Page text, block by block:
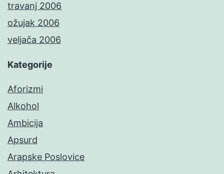
travanj 2006
ožujak 2006
veljača 2006
Kategorije
Aforizmi
Alkohol
Ambicija
Apsurd
Arapske Poslovice